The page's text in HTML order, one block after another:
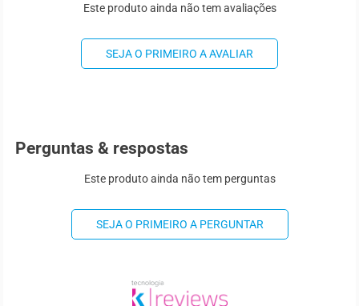
Este produto ainda não tem avaliações
SEJA O PRIMEIRO A AVALIAR
Perguntas & respostas
Este produto ainda não tem perguntas
SEJA O PRIMEIRO A PERGUNTAR